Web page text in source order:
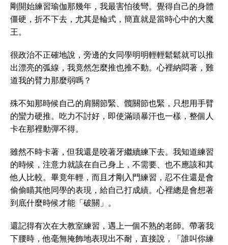
剛開始練習瑜伽那幾年，我最害怕後彎。覺得自己的身體
僵硬，折不下去，尤其是輪式，簡直就是當時心中的大魔
王。
很政治不正確地說，旁邊的女同學明明輕輕鬆鬆就可以推
出漂亮的弧線，我竟然怎麼推也推不動。心裡納悶著，難
道我的臂力那麼弱嗎？
殊不知那時候自己的肩關節緊、髖關節也緊，只想用手臂
的蠻力硬推。吃力不討好，即使滿頭暴汗也一樣，整個人
卡在那裡動彈不得。
雖然不時卡著，但我還是咬著牙繼續練下去。我知道練習
的時候，注意力就該在自己身上，不需要、也不應該和其
他人比較。畢竟年輕，而且才剛入門練習，忍不住還是會
偷偷瞄其他同學的表現，給自己打成績。心裡總是會想著
到底什麼時候才能「破關」。
還記得有次在大教室練習，遇上一個不熟的老師。帶著我
下腰時，他毫無掩飾地表現出不耐，直接說，「誰叫你練